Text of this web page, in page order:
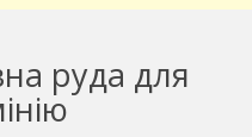
руда для